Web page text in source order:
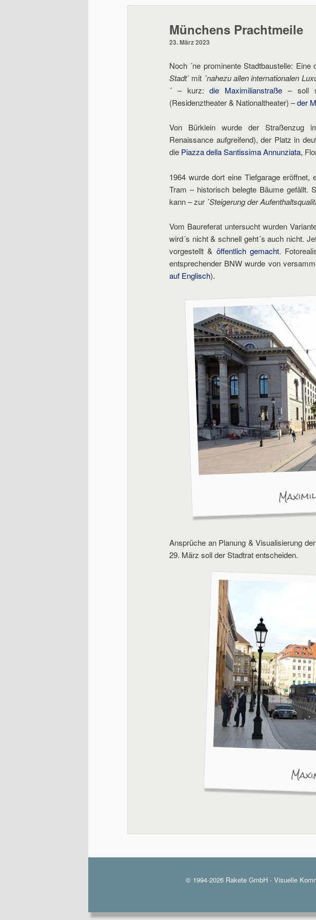
Münchens Prachtmeile
23. März 2023
Noch ´ne prominente Stadtbaustelle:
Stadt´ mit ´nahezu allen internationalen
´ – kurz:die Maximilianstraße – soll
(Residenztheater & Nationaltheater) –der
Von Bürklein wurde der Straßenzug
Renaissance aufgreifend), der Platz in
die Piazza della Santissima Annunziata,
1964 wurde dort eine Tiefgarage eröffnet,
Tram – historisch belegte Bäume gefällt.
kann – zur ´Steigerung der
Vom Baureferat untersucht wurden
wird´s nicht & schnell geht´s auch nicht.
vorgestellt & öffentlich gemacht.
entsprechender BNW wurde von
auf Englisch).
Ansprüche an Planung & Visualisierung der
29. März soll der Stadtrat entscheiden.
© 1994-2026 Rakete GmbH - Visuelle